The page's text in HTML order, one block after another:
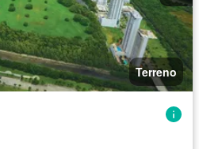
Terreno